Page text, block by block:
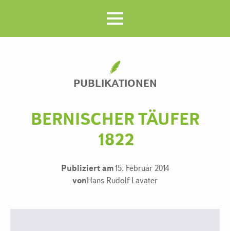
PUBLIKATIONEN
BERNISCHER TÄUFER
1822
Publiziert am15. Februar 2014
vonHans Rudolf Lavater